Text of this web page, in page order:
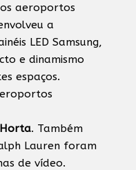
aeroportos
a
LED Samsung,
e dinamismo
espaços.
Horta. Também
Lauren foram
de vídeo.